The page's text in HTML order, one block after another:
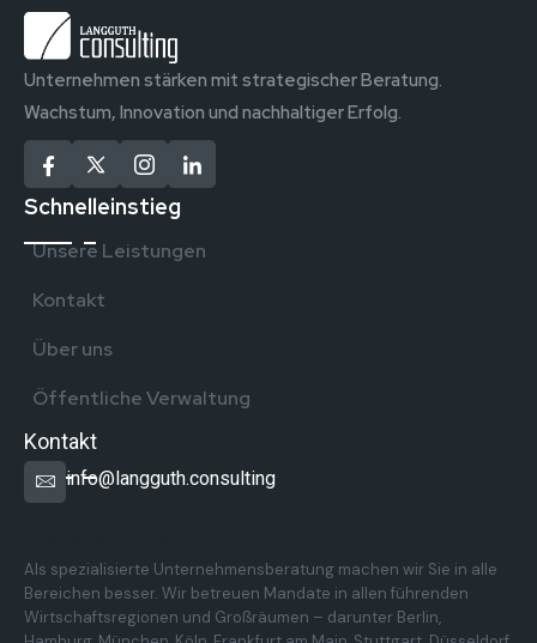
Unternehmen stärken mit strategischer Beratung.
Wachstum, Innovation und nachhaltiger Erfolg.
Schnelleinstieg
Unsere Leistungen
Kontakt
Über uns
Öffentliche Verwaltung
Kontakt
info@langguth.consulting
Als spezialisierte Unternehmensberatung machen wir Sie in alle
Bereichen besser. Wir betreuen Mandate in allen führenden
Wirtschaftsregionen und Großräumen – darunter Berlin,